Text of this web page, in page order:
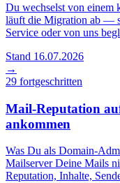
Du wechselst von einem
läuft die Migration ab —
Service oder von uns
Stand 16.07.2026
→
29 fortgeschritten
Mail-Reputation
ankommen
Was Du als Domain-
Mailserver Deine Mails
Reputation, Inhalte,